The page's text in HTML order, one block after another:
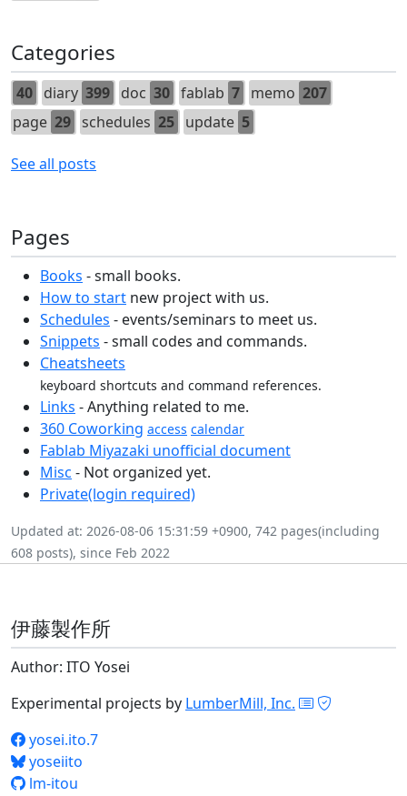
Categories
40 diary 399 doc 30 fablab 7 memo 207
page 29 schedules 25 update 5
See all posts
Pages
Books - small books.
How to start new project with us.
Schedules - events/seminars to meet us.
Snippets - small codes and commands.
Cheatsheets
keyboard shortcuts and command references.
Links - Anything related to me.
360 Coworking access calendar
Fablab Miyazaki unofficial document
Misc - Not organized yet.
Private(login required)
Updated at: 2026-08-06 15:31:59 +0900, 742 pages(including
608 posts), since Feb 2022
伊藤製作所
Author: ITO Yosei
Experimental projects by LumberMill, Inc.
yosei.ito.7
yoseiito
lm-itou